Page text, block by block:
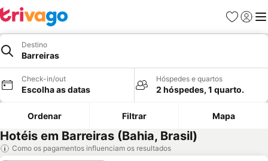
Favoritos
Iniciar
Destino
Barreiras
Check-in/out
Escolha as datas
Hóspedes e quartos
2 hóspedes, 1 quarto.
Ordenar Filtrar Mapa
Hotéis em Barreiras (Bahia, Brasil)
Como os pagamentos influenciam os resultados